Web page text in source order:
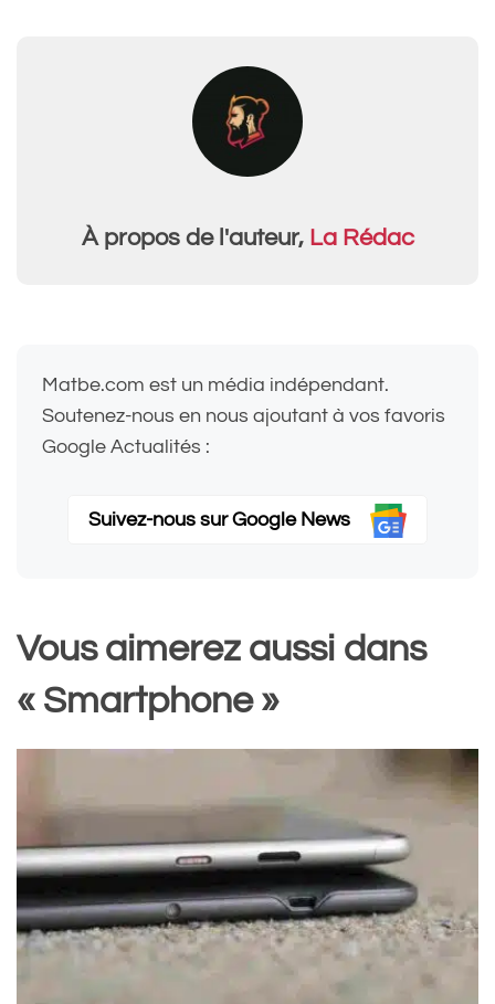
À propos de l'auteur, La Rédac
Matbe.com est un média indépendant.
Soutenez-nous en nous ajoutant à vos favoris
Google Actualités :
Suivez-nous sur Google News
Vous aimerez aussi dans
« Smartphone »